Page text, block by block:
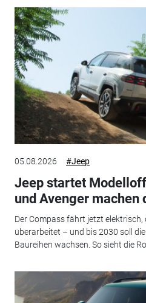
05.08.2026 #Jeep
Jeep startet
und Avenger machen
Der Compass fährt jetzt
überarbeitet – und bis 2030 soll
Baureihen wachsen. So sieht die